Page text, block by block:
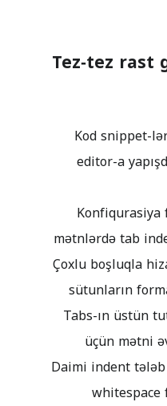
Tez‑tez
Kod snippet-
editor-a
Konfiqurasiya
mətnlərdə tab
Çoxlu boşluqla
sütunların
Tabs-ın üstün
üçün mətni
Daimi indent
whitespace